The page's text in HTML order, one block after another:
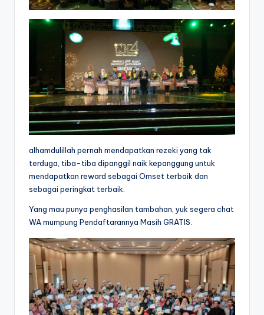
alhamdulillah pernah mendapatkan rezeki yang tak
terduga, tiba-tiba dipanggil naik kepanggung untuk
mendapatkan reward sebagai Omset terbaik dan
sebagai peringkat terbaik.
Yang mau punya penghasilan tambahan, yuk segera chat
WA mumpung Pendaftarannya Masih GRATIS.